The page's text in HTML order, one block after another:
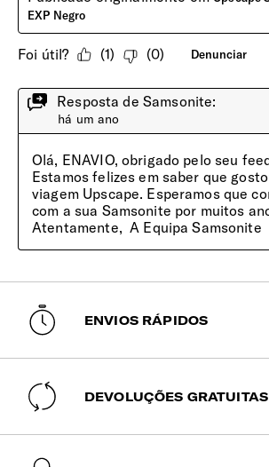
Compartimento Inferior
Com cintas ajustáveis.
ENVIOS RÁPIDOS
DEVOLUÇÕES GRATUITAS